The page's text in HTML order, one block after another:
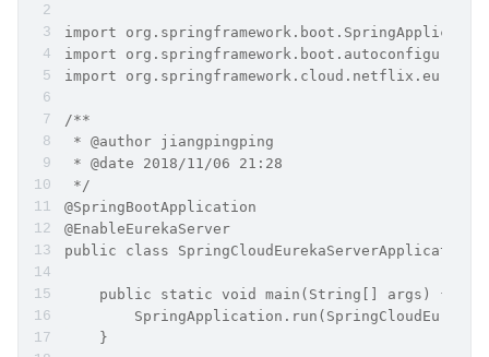
import
import
import
/**
* @author jiangpingping
* @date 2018/11/06 21:28
*/
@SpringBootApplication
@EnableEurekaServer
public class SpringCloudEurekaServerApplication
    public static void main(String[] args) {
    }